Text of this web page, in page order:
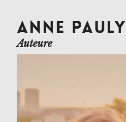
ANNE PAULY
Auteure